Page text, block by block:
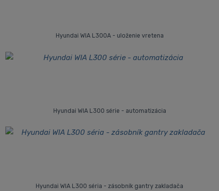
Hyundai WIA L300A - uloženie vretena
Hyundai WIA L300 série - automatizácia
Hyundai WIA L300 séria - zásobník gantry zakladača